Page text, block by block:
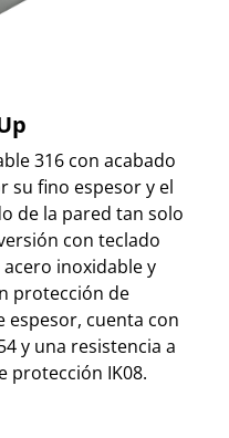
316 con acabado
su fino espesor y el
de la pared tan solo
con teclado
inoxidable y
protección de
espesor, cuenta con
y una resistencia a
protección IK08.